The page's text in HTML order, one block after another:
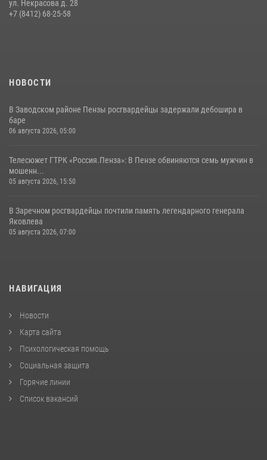
Сотрудники пензенского ОМОН «Страж» познакомили участников
ул. Некрасова д. 28
+7 (8412) 68-25-58
НОВОСТИ
В Заводском районе Пензы росгвардейцы задержали дебошира в
баре
06 августа 2026, 05:00
Телесюжет ГТРК «Россия.Пенза»: В Пензе обвиняются семь мужчин в
мошенн...
05 августа 2026, 15:50
В Заречном росгвардейцы почтили память легендарного генерала
Яковлева
05 августа 2026, 07:00
НАВИГАЦИЯ
Новости
Карта сайта
Психологическая помощь
Социальная защита
Горячие линии
Список вакансий